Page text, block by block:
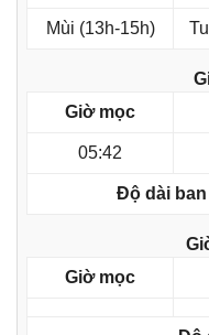
Mùi (13h-15h)
Giờ mọc
05:42
Độ dài
Giờ mọc